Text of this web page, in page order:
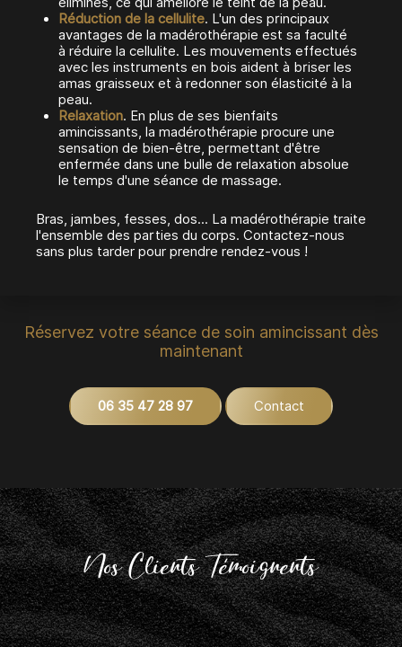
Réduction de la cellulite. L'un des principaux
avantages de la madérothérapie est sa faculté
à réduire la cellulite. Les mouvements effectués
avec les instruments en bois aident à briser les
amas graisseux et à redonner son élasticité à la
peau.
Relaxation. En plus de ses bienfaits
amincissants, la madérothérapie procure une
sensation de bien-être, permettant d'être
enfermée dans une bulle de relaxation absolue
le temps d'une séance de massage.
Bras, jambes, fesses, dos... La madérothérapie traite
l'ensemble des parties du corps. Contactez-nous
sans plus tarder pour prendre rendez-vous !
Réservez votre séance de soin amincissant dès
maintenant
06 35 47 28 97 Contact
Nos Clients Témoignents